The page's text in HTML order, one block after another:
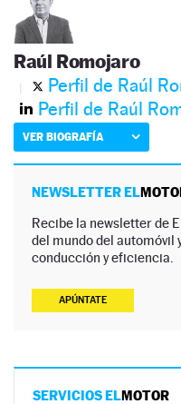
Raúl Romojaro
Perfil de Raúl
Perfil de Raúl
VER BIOGRAFÍA
NEWSLETTER EL
Recibe la newsletter de
del mundo del automóvil
conducción y eficiencia.
APÚNTATE
SERVICIOS ELMOTOR